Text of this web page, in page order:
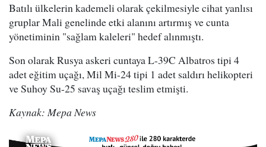
Batılı ülkelerin kademeli olarak çekilmesiyle cihat yanlısı
gruplar Mali genelinde etki alanını artırmış ve cunta
yönetiminin "sağlam kaleleri" hedef alınmıştı.
Son olarak Rusya askeri cuntaya L-39C Albatros tipi 4
adet eğitim uçağı, Mil Mi-24 tipi 1 adet saldırı helikopteri
ve Suhoy Su-25 savaş uçağı teslim etmişti.
Kaynak: Mepa News